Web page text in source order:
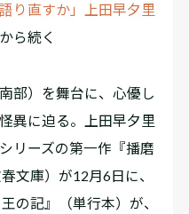
り直すか」上田早夕里
ら続く
部）を舞台に、心優し
に迫る――。上田早夕里
リーズの第一作『播磨
文庫）が12月6日に、
の記』（単行本）が、